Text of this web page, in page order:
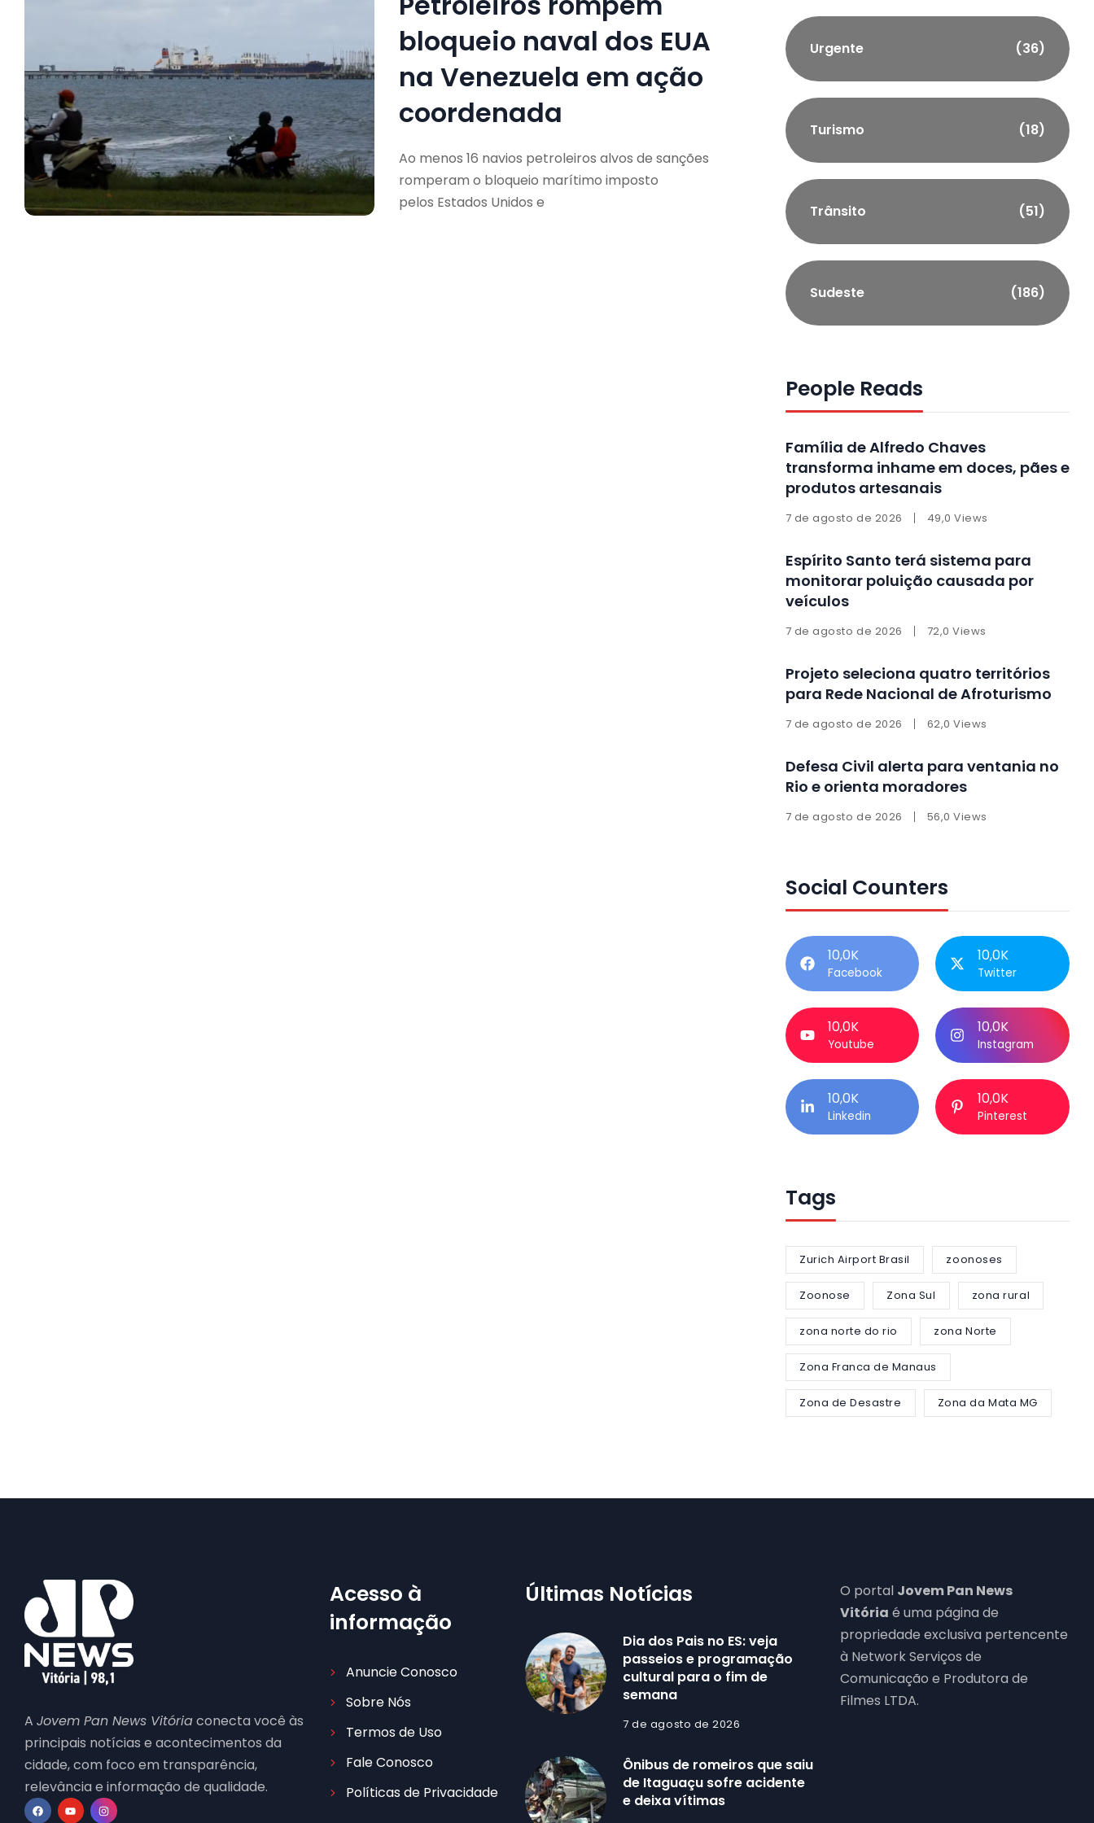
bloqueio naval dos EUA
na Venezuela em ação
coordenada
Ao menos 16 navios petroleiros alvos de sanções
romperam o bloqueio marítimo imposto
pelos Estados Unidos e
Urgente (36)
Turismo (18)
Trânsito (51)
Sudeste (186)
People Reads
Família de Alfredo Chaves
transforma inhame em doces, pães e
produtos artesanais
7 de agosto de 2026 49,0 Views
Espírito Santo terá sistema para
monitorar poluição causada por
veículos
7 de agosto de 2026 72,0 Views
Projeto seleciona quatro territórios
para Rede Nacional de Afroturismo
7 de agosto de 2026 62,0 Views
Defesa Civil alerta para ventania no
Rio e orienta moradores
7 de agosto de 2026 56,0 Views
Social Counters
10,0K
Facebook
10,0K
Twitter
10,0K
Youtube
10,0K
Instagram
10,0K
Linkedin
10,0K
Pinterest
Tags
Zurich Airport Brasil zoonoses
Zoonose Zona Sul zona rural
zona norte do rio zona Norte
Zona Franca de Manaus
Zona de Desastre Zona da Mata MG
A Jovem Pan News Vitóriaconecta você às
principais notícias e acontecimentos da
cidade, com foco em transparência,
relevância e informação de qualidade.
Acesso à
informação
Anuncie Conosco
Sobre Nós
Termos de Uso
Fale Conosco
Políticas de Privacidade
Últimas Notícias
Dia dos Pais no ES: veja
passeios e programação
cultural para o fim de
semana
7 de agosto de 2026
Ônibus de romeiros que saiu
de Itaguaçu sofre acidente
e deixa vítimas
O portal Jovem Pan News
Vitória é uma página de
propriedade exclusiva pertencente
à Network Serviços de
Comunicação e Produtora de
Filmes LTDA.